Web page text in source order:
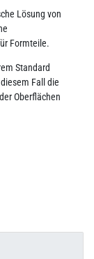
Lösung von
Formteile.
Standard
Fall die
Oberflächen